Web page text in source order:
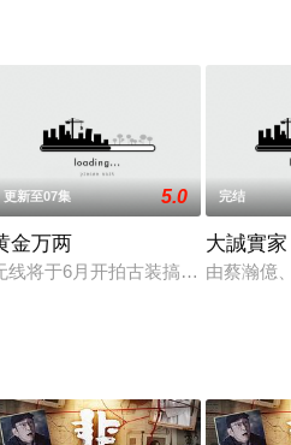
绎的香港电视剧，大结局剧情
俱来。 漫长人生有伴同行，互相
更新至07集 5.0
金万两
线将于6月开拍古装搞笑贺年剧，
完结
大誠實家
由蔡瀚億